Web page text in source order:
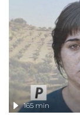
165 min